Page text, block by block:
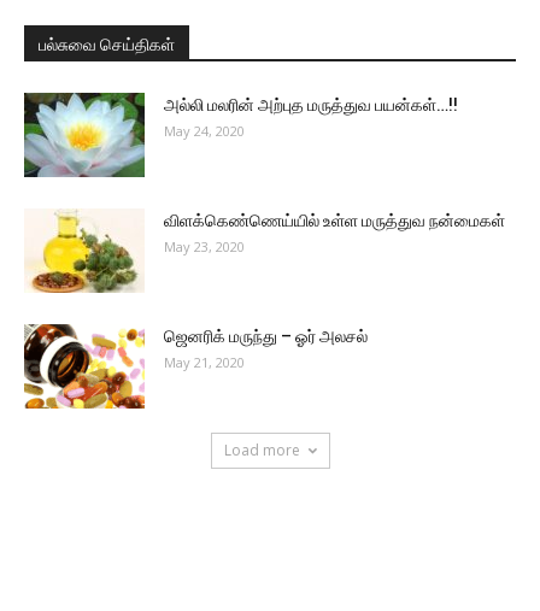
பல்சுவை செய்திகள்
அல்லி மலரின் அற்புத மருத்துவ பயன்கள்…!!
May 24, 2020
விளக்கெண்ணெய்யில் உள்ள மருத்துவ நன்மைகள்
May 23, 2020
ஜெனரிக் மருந்து – ஓர் அலசல்
May 21, 2020
Load more